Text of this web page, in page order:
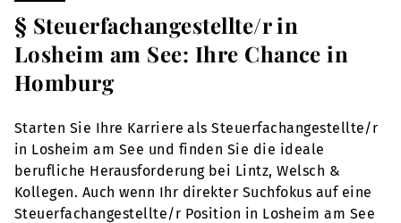
§ Steuerfachangestellte/r in
Losheim am See: Ihre Chance in
Homburg
Starten Sie Ihre Karriere als Steuerfachangestellte/r
in Losheim am See und finden Sie die ideale
berufliche Herausforderung bei Lintz, Welsch &
Kollegen. Auch wenn Ihr direkter Suchfokus auf eine
Steuerfachangestellte/r Position in Losheim am See